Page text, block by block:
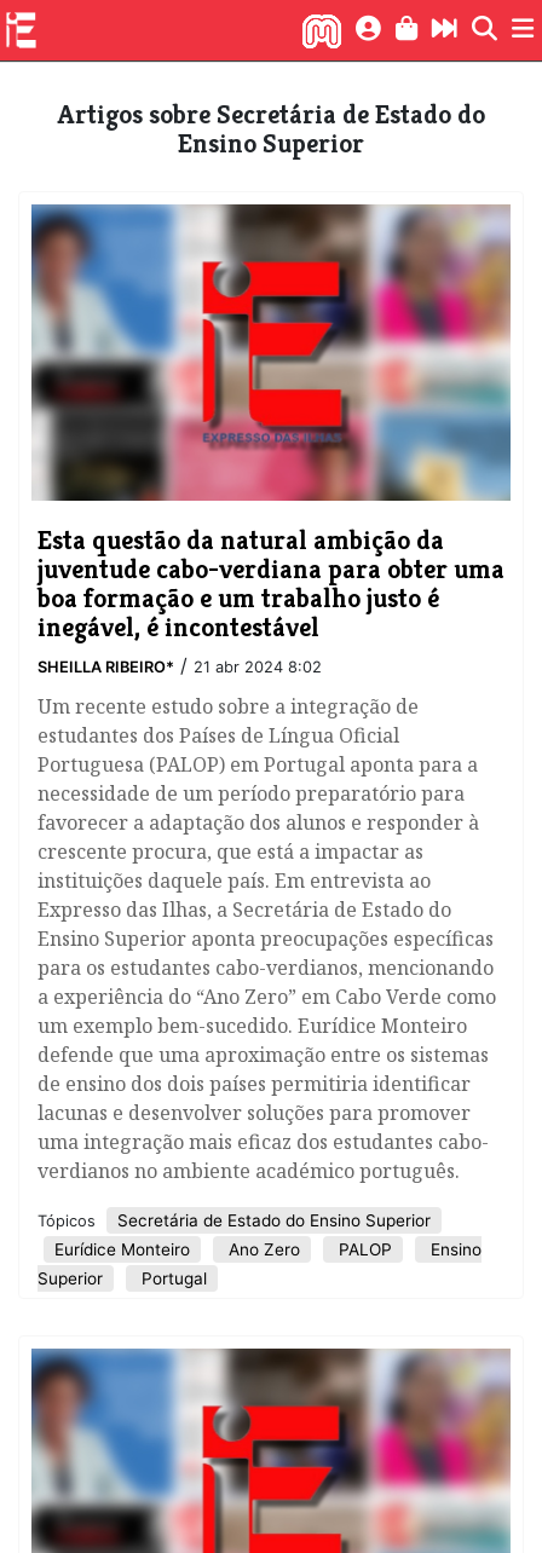
Artigos sobre Secretária de Estado do
Ensino Superior
Esta questão da natural ambição da
juventude cabo-verdiana para obter uma
boa formação e um trabalho justo é
inegável, é incontestável
SHEILLA RIBEIRO* / 21 abr 2024 8:02
Um recente estudo sobre a integração de
estudantes dos Países de Língua Oficial
Portuguesa (PALOP) em Portugal aponta para a
necessidade de um período preparatório para
favorecer a adaptação dos alunos e responder à
crescente procura, que está a impactar as
instituições daquele país. Em entrevista ao
Expresso das Ilhas, a Secretária de Estado do
Ensino Superior aponta preocupações específicas
para os estudantes cabo-verdianos, mencionando
a experiência do “Ano Zero” em Cabo Verde como
um exemplo bem-sucedido. Eurídice Monteiro
defende que uma aproximação entre os sistemas
de ensino dos dois países permitiria identificar
lacunas e desenvolver soluções para promover
uma integração mais eficaz dos estudantes cabo-
verdianos no ambiente académico português.
Tópicos
Secretária de Estado do Ensino Superior
Eurídice Monteiro
Ano Zero PALOP
Ensino
Superior
Portugal